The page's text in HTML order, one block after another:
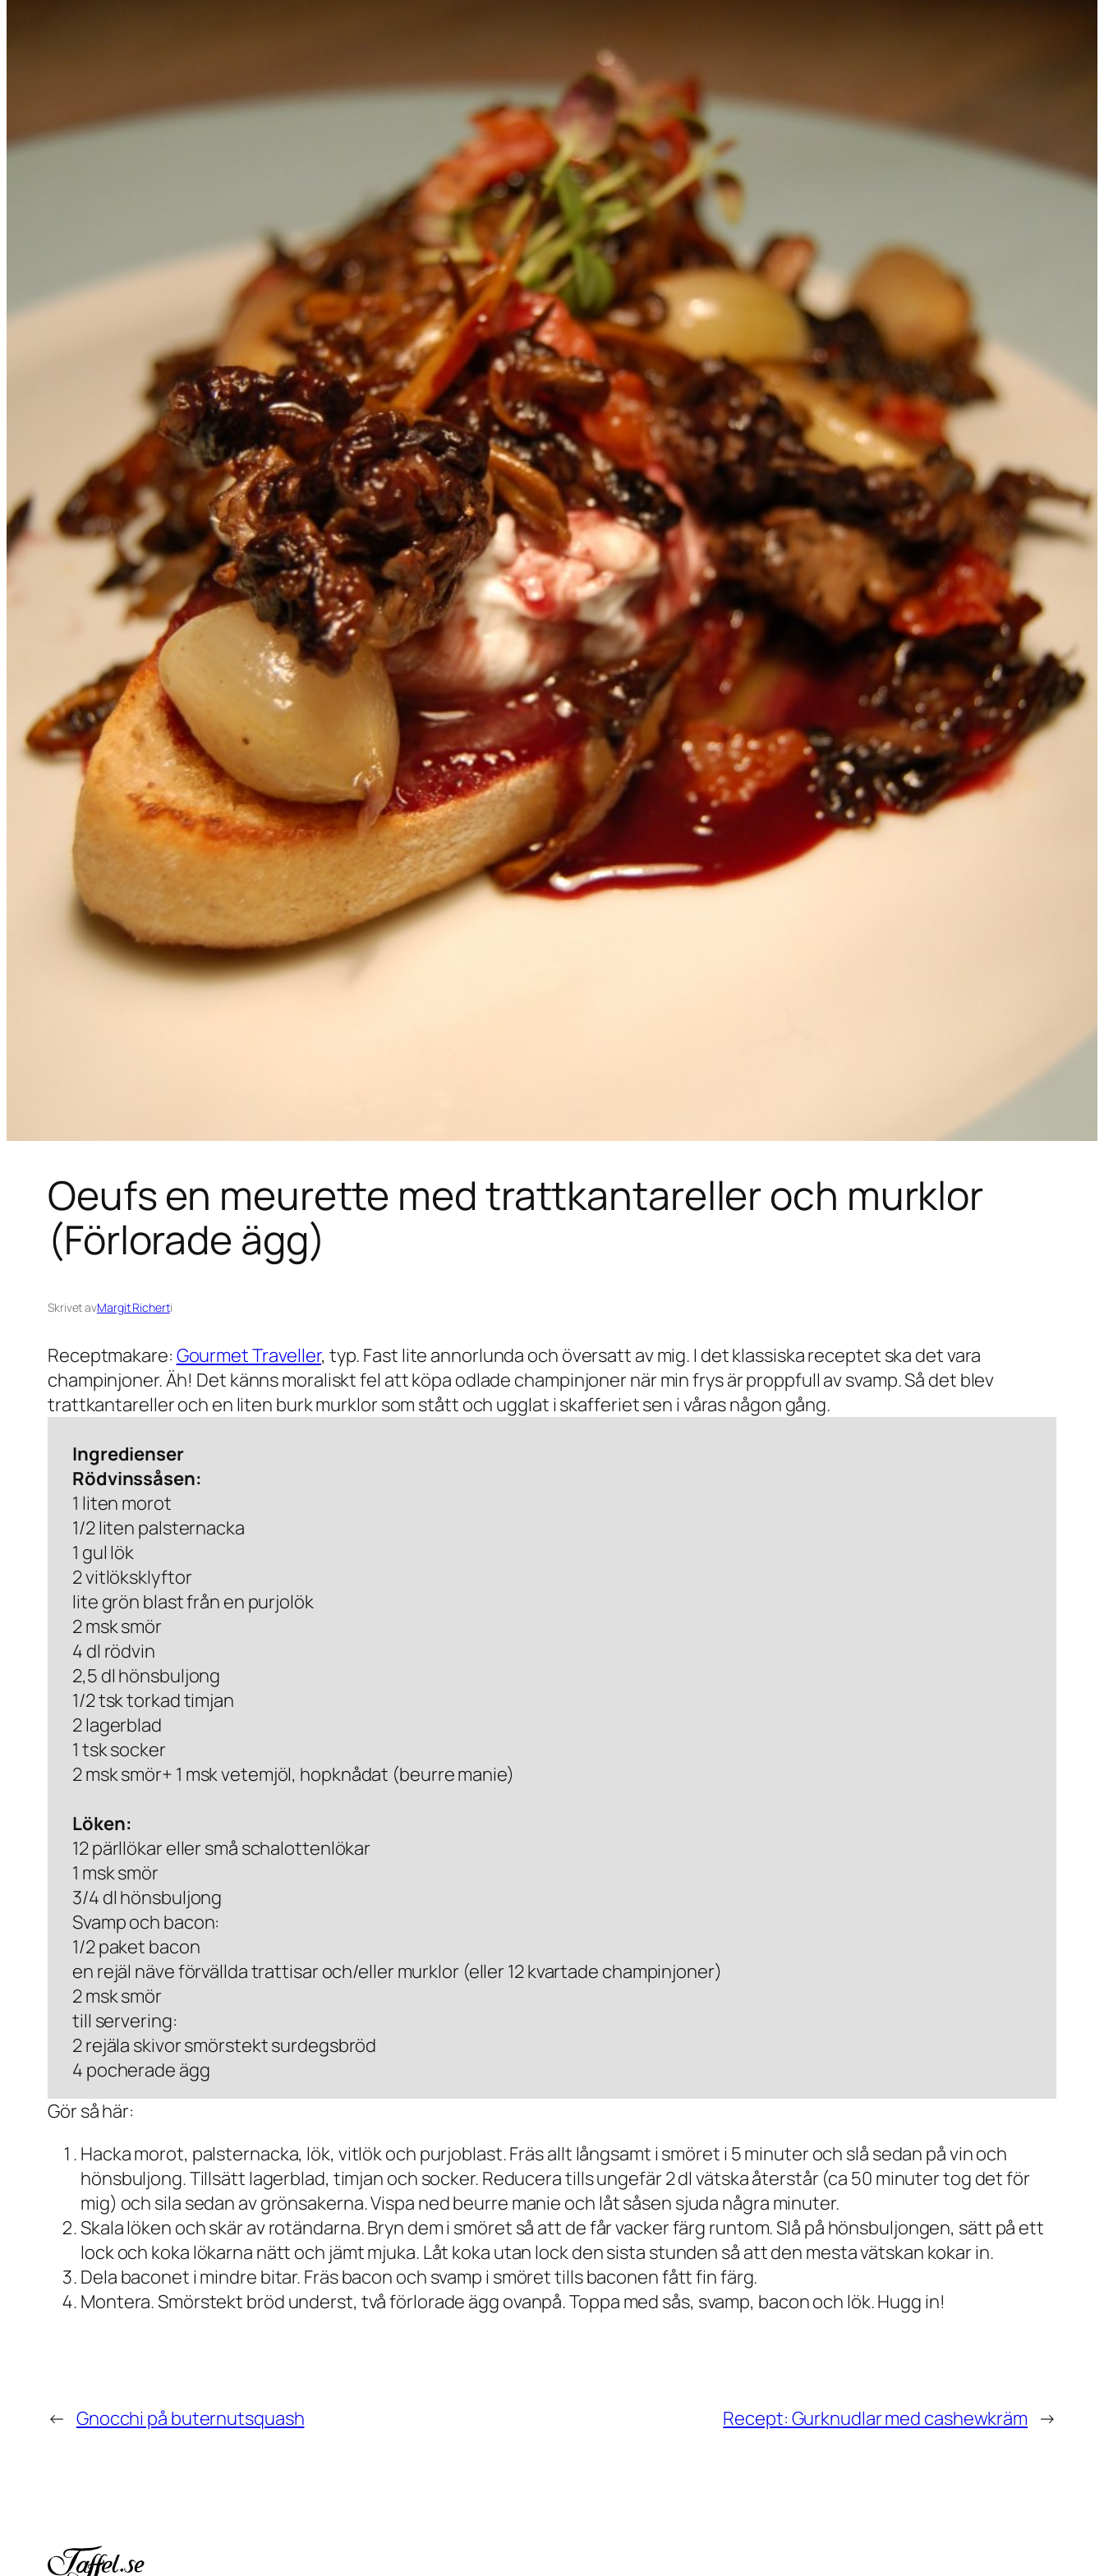
Oeufs en meurette med trattkantareller och murklor
(Förlorade ägg)
Skrivet avMargit Richerti
Receptmakare: Gourmet Traveller, typ. Fast lite annorlunda och översatt av mig. I det klassiska receptet ska det vara
champinjoner. Äh! Det känns moraliskt fel att köpa odlade champinjoner när min frys är proppfull av svamp. Så det blev
trattkantareller och en liten burk murklor som stått och ugglat i skafferiet sen i våras någon gång.
Ingredienser
Rödvinssåsen:
1 liten morot
1/2 liten palsternacka
1 gul lök
2 vitlöksklyftor
lite grön blast från en purjolök
2 msk smör
4 dl rödvin
2,5 dl hönsbuljong
1/2 tsk torkad timjan
2 lagerblad
1 tsk socker
2 msk smör+ 1 msk vetemjöl, hopknådat (beurre manie)
Löken:
12 pärllökar eller små schalottenlökar
1 msk smör
3/4 dl hönsbuljong
Svamp och bacon:
1/2 paket bacon
en rejäl näve förvällda trattisar och/eller murklor (eller 12 kvartade champinjoner)
2 msk smör
till servering:
2 rejäla skivor smörstekt surdegsbröd
4 pocherade ägg
Gör så här:
Hacka morot, palsternacka, lök, vitlök och purjoblast. Fräs allt långsamt i smöret i 5 minuter och slå sedan på vin och
hönsbuljong. Tillsätt lagerblad, timjan och socker. Reducera tills ungefär 2 dl vätska återstår (ca 50 minuter tog det för
mig) och sila sedan av grönsakerna. Vispa ned beurre manie och låt såsen sjuda några minuter.
Skala löken och skär av rotändarna. Bryn dem i smöret så att de får vacker färg runtom. Slå på hönsbuljongen, sätt på ett
lock och koka lökarna nätt och jämt mjuka. Låt koka utan lock den sista stunden så att den mesta vätskan kokar in.
Dela baconet i mindre bitar. Fräs bacon och svamp i smöret tills baconen fått fin färg.
Montera. Smörstekt bröd underst, två förlorade ägg ovanpå. Toppa med sås, svamp, bacon och lök. Hugg in!
← Gnocchi på buternutsquash Recept: Gurknudlar med cashewkräm →